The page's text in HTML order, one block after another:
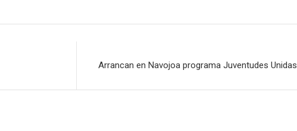
Arrancan en Navojoa programa Juventudes Unidas